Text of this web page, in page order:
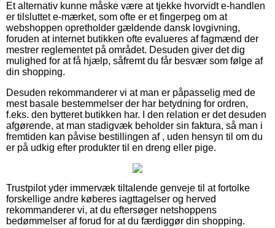
Et alternativ kunne måske være at tjekke hvorvidt e-handlen
er tilsluttet e-mærket, som ofte er et fingerpeg om at
webshoppen opretholder gældende dansk lovgivning,
foruden at internet butikken ofte evalueres af fagmænd der
mestrer reglementet på området. Desuden giver det dig
mulighed for at få hjælp, såfremt du får besvær som følge af
din shopping.
Desuden rekommanderer vi at man er påpasselig med de
mest basale bestemmelser der har betydning for ordren,
f.eks. den bytteret butikken har. I den relation er det desuden
afgørende, at man stadigvæk beholder sin faktura, så man i
fremtiden kan påvise bestillingen af , uden hensyn til om du
er på udkig efter produkter til en dreng eller pige.
Trustpilot yder immervæk tiltalende genveje til at fortolke
forskellige andre køberes iagttagelser og herved
rekommanderer vi, at du eftersøger netshoppens
bedømmelser af forud for at du færdiggør din shopping.